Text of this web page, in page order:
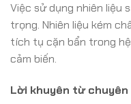
Việc sử dụng nhiên liệu
trọng. Nhiên liệu kém
tích tụ cặn bẩn trong
cảm biến.
Lời khuyên từ chuyên